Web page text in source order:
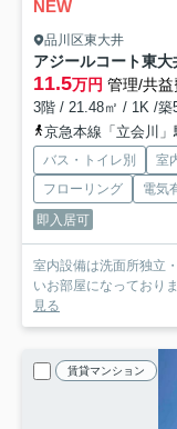
NEW
品川区東大井
アジールコート東大
11.5万円 管理/共
3階 / 21.48㎡ / 1K /築
京急本線「立会川
バス・トイレ別 室
フローリング
電気
即入居可
室内設備は洗面所独立
いお部屋になっており
見る
賃貸マンション